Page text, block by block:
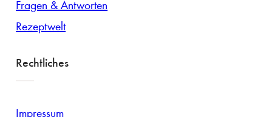
Fragen & Antworten
Rezeptwelt
Rechtliches
Impressum